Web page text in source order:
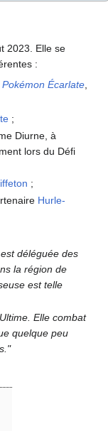
2023. Elle se
:
Pokémon Écarlate,
;
Diurne, à
lors du Défi
;
Hurle-
déléguée des
la région de
est telle
Elle combat
quelque peu